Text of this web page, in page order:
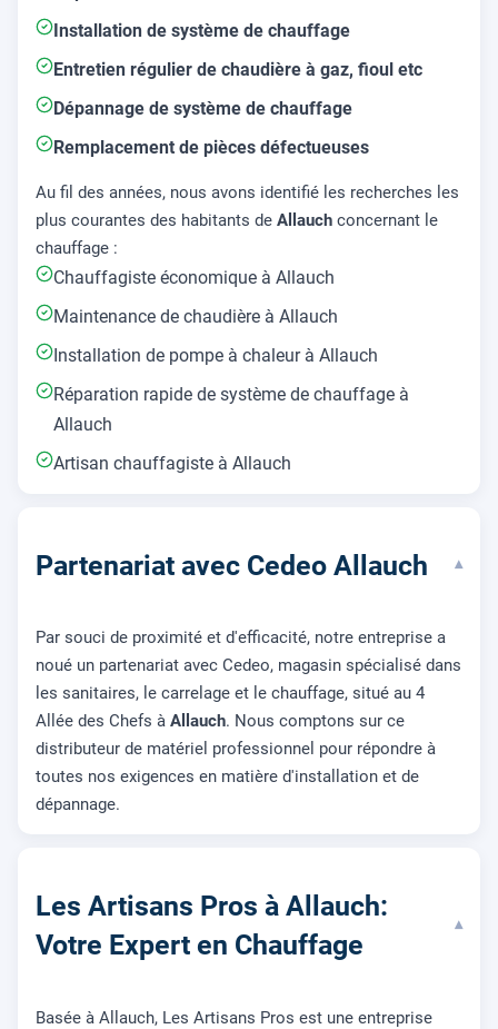
Installation de système de chauffage
Entretien régulier de chaudière à gaz, fioul etc
Dépannage de système de chauffage
Remplacement de pièces défectueuses
Au fil des années, nous avons identifié les recherches les
plus courantes des habitants de Allauch concernant le
chauffage :
Chauffagiste économique à Allauch
Maintenance de chaudière à Allauch
Installation de pompe à chaleur à Allauch
Réparation rapide de système de chauffage à
Allauch
Artisan chauffagiste à Allauch
Partenariat avec Cedeo Allauch ▾
Par souci de proximité et d'efficacité, notre entreprise a
noué un partenariat avec Cedeo, magasin spécialisé dans
les sanitaires, le carrelage et le chauffage, situé au 4
Allée des Chefs à Allauch. Nous comptons sur ce
distributeur de matériel professionnel pour répondre à
toutes nos exigences en matière d'installation et de
dépannage.
Les Artisans Pros à Allauch:
Votre Expert en Chauffage
▾
Basée à Allauch, Les Artisans Pros est une entreprise